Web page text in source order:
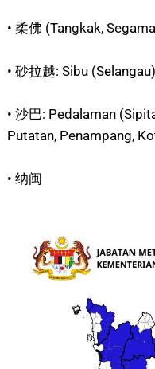
• 柔佛 (Tangkak,
• 砂拉越: Sibu
• 沙巴: Pedalaman
Putatan, Penampang,
• 纳闽